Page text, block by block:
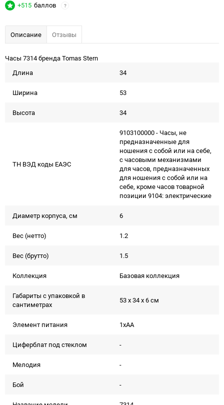
+515 баллов ?
Описание Отзывы
Часы 7314 бренда Tomas Stern
Длина
34
Ширина 53
Высота 34
ТН ВЭД коды ЕАЭС
9103100000 - Часы, не
предназначенные для
ношения с собой или на себе,
с часовыми механизмами
для часов, предназначенных
для ношения с собой или на
себе, кроме часов товарной
позиции 9104: электрические
Диаметр корпуса, см 6
Вес (нетто) 1.2
Вес (брутто) 1.5
Коллекция Базовая коллекция
Габариты с упаковкой в
сантиметрах
53 x 34 x 6 см
Элемент питания 1xAA
Циферблат под стеклом -
Мелодия -
Бой -